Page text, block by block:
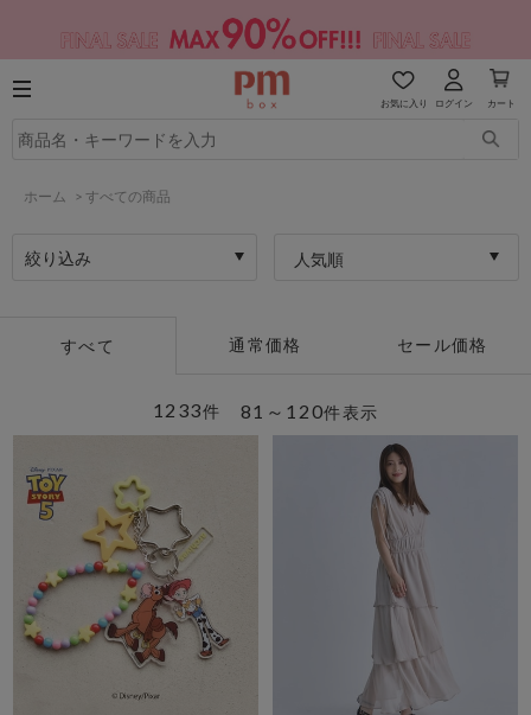
お気に入り ログイン カート
ホーム > すべての商品
絞り込み 人気順
すべて 通常価格 セール価格
81～120件表示
1233件